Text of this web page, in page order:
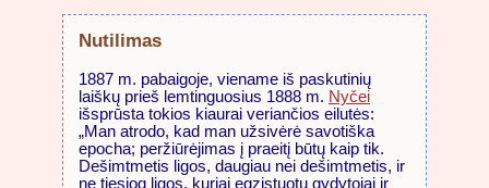
Nutilimas
1887 m. pabaigoje, viename iš paskutinių
laiškų prieš lemtinguosius 1888 m. Nyčei
išsprūsta tokios kiaurai veriančios eilutės:
„Man atrodo, kad man užsivėrė savotiška
epocha; peržiūrėjimas į praeitį būtų kaip tik.
Dešimtmetis ligos, daugiau nei dešimtmetis, ir
ne tiesiog ligos, kuriai egzistuotų gydytojai ir